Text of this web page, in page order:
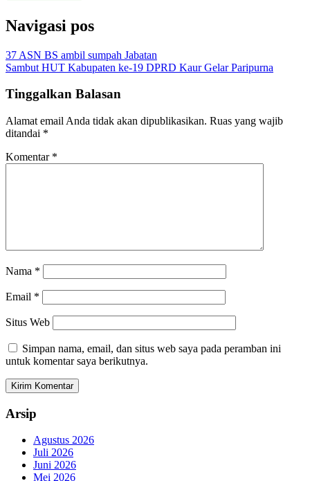
Navigasi pos
37 ASN BS ambil sumpah Jabatan
Sambut HUT Kabupaten ke-19 DPRD Kaur Gelar Paripurna
Tinggalkan Balasan
Alamat email Anda tidak akan dipublikasikan. Ruas yang wajib
ditandai *
Komentar *
Nama *
Email *
Situs Web
Simpan nama, email, dan situs web saya pada peramban ini
untuk komentar saya berikutnya.
Arsip
Agustus 2026
Juli 2026
Juni 2026
Mei 2026